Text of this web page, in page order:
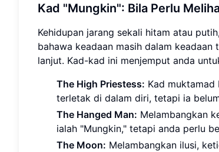
Kad "Mungkin": Bila Perlu
Kehidupan jarang sekali hitam atau
bahawa keadaan masih dalam
lanjut. Kad-kad ini menjemput anda
The High Priestess: Kad muktamad
terletak di dalam diri, tetapi ia
The Hanged Man: Melambangkan
ialah "Mungkin," tetapi anda perlu
The Moon: Melambangkan ilusi,